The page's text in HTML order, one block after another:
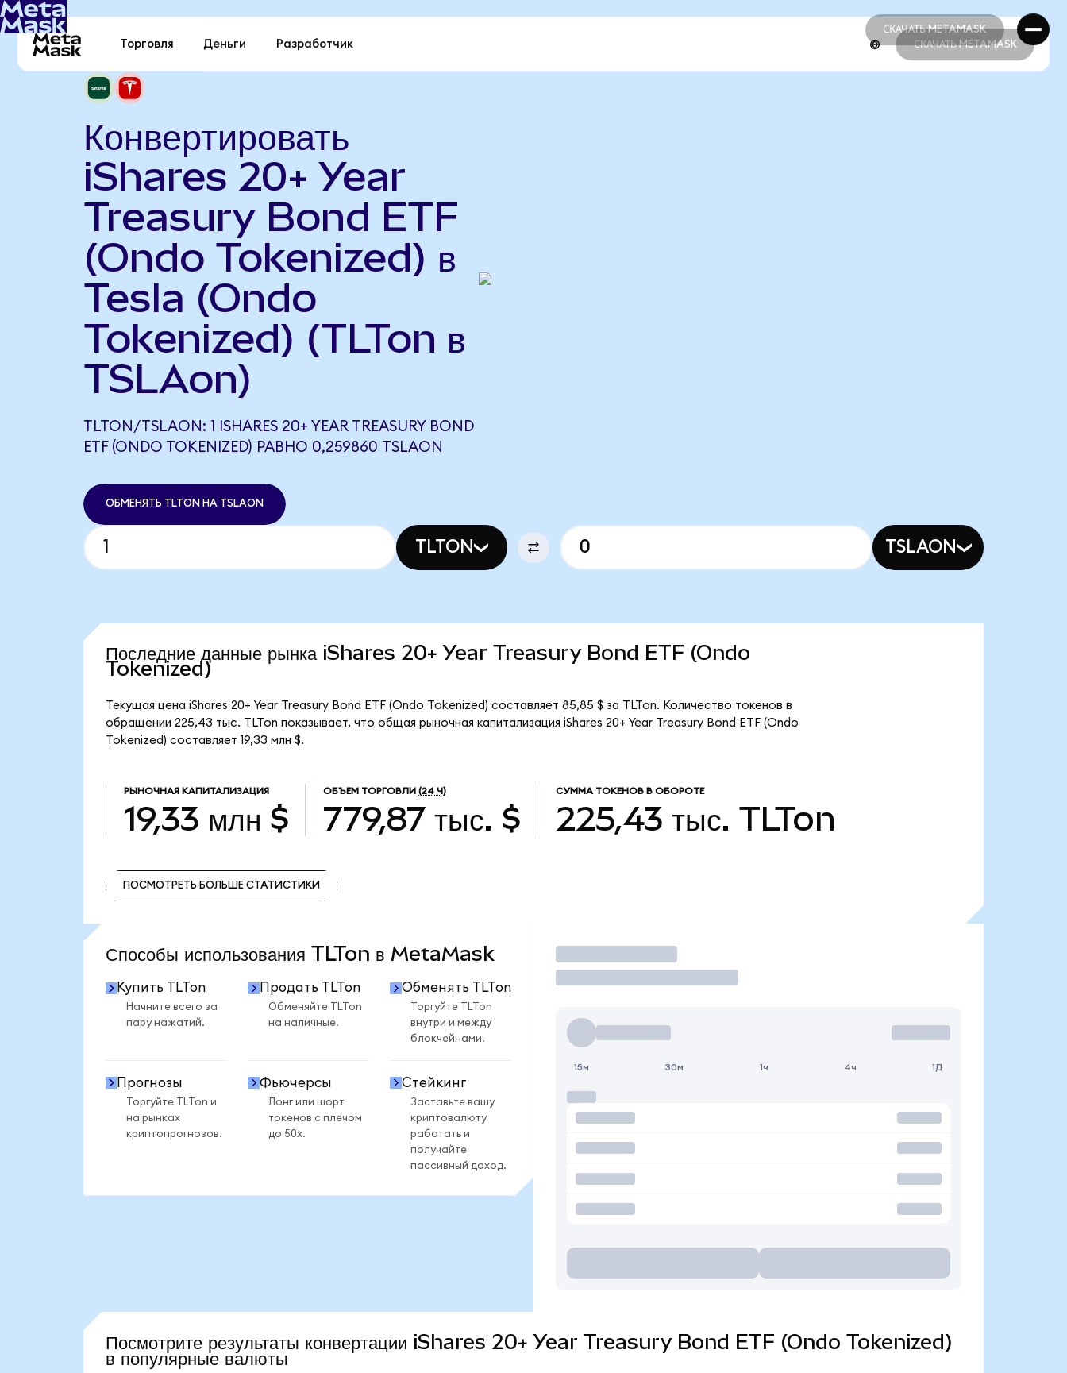
СКАЧАТЬ METAMASK
СКАЧАТЬ METAMASK
Торговля Деньги Разработчик СКАЧАТЬ METAMASK
Конвертировать
iShares 20+ Year
Treasury Bond ETF
(Ondo Tokenized) в
Tesla (Ondo
Tokenized) (TLTon в
TSLAon)
TLTON/TSLAON: 1 ISHARES 20+ YEAR TREASURY BOND
ETF (ONDO TOKENIZED) РАВНО 0,259860 TSLAON
ОБМЕНЯТЬ TLTON НА TSLAON
TLTON TSLAON
Последние данные рынка iShares 20+ Year Treasury Bond ETF (Ondo
Tokenized)
Текущая цена iShares 20+ Year Treasury Bond ETF (Ondo Tokenized) составляет 85,85 $ за TLTon. Количество токенов в
обращении 225,43 тыс. TLTon показывает, что общая рыночная капитализация iShares 20+ Year Treasury Bond ETF (Ondo
Tokenized) составляет 19,33 млн $.
РЫНОЧНАЯ КАПИТАЛИЗАЦИЯ
19,33 млн $
ОБЪЕМ ТОРГОВЛИ (24 Ч)
779,87 тыс. $
СУММА ТОКЕНОВ В ОБОРОТЕ
225,43 тыс. TLTon
ПОСМОТРЕТЬ БОЛЬШЕ СТАТИСТИКИ
Способы использования TLTon в MetaMask
Купить TLTon
Начните всего за
пару нажатий.
Продать TLTon
Обменяйте TLTon
на наличные.
Обменять TLTon
Торгуйте TLTon
внутри и между
блокчейнами.
Прогнозы
Торгуйте TLTon и
на рынках
криптопрогнозов.
Фьючерсы
Лонг или шорт
токенов с плечом
до 50x.
Стейкинг
Заставьте вашу
криптовалюту
работать и
получайте
пассивный доход.
Торговать
15м 30м 1ч 4ч 1Д
Посмотрите результаты конвертации iShares 20+ Year Treasury Bond ETF (Ondo Tokenized)
в популярные валюты